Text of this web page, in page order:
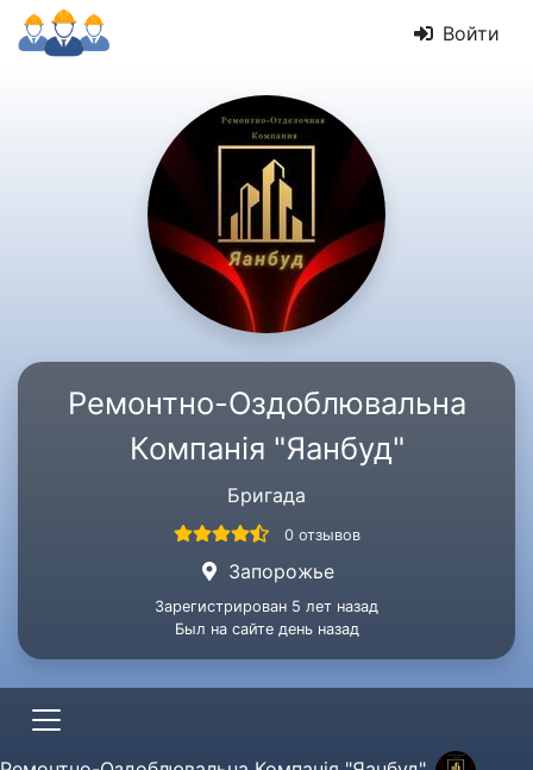
Войти
Ремонтно-Оздоблювальна
Компанія "Яанбуд"
Бригада
0 отзывов
Запорожье
Зарегистрирован 5 лет назад
Был на сайте день назад